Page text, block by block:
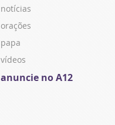
notícias
orações
papa
vídeos
anuncie no A12